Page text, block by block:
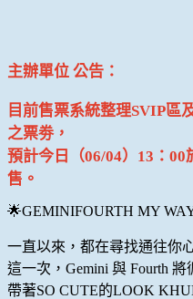
主辦單位 公告：
目前售票系統整理SVIP區
之票劵，
預計今日（06/04）13：
售。
🌟GEMINIFOURTH MY
一直以來，都在尋找通往你
這一次，Gemini 與 Fourth 將
帶著SO CUTE的LOOK